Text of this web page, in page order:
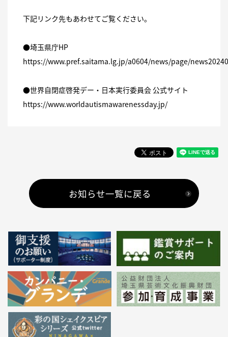
下記リンク先もあわせてご覧ください。
●埼玉県庁HP
https://www.pref.saitama.lg.jp/a0604/news/page/
●世界自閉症啓発デー・日本実行委員会 公式サイト
https://www.worldautismawarenessday.jp/
お知らせ一覧に戻る